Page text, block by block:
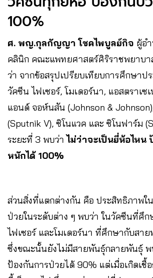
100%
ศ. พญ.กุลกัญญา โชคไพบูลย์กิจ ผู้อ
คลินิก คณะแพทยศาสตร์ศิริราชพยาบา
ว่า จากข้อสรุปเปรียบเทียบการศึกษาป
วัคซีน ไฟเซอร์, โมเดอร์นา, แอสตราเซ
แอนด์ จอห์นสัน (Johnson &
(Sputnik V), ซิโนแวค และ ซิโนฟาร์ม
ระยะที่ 3 พบว่าไม่ว่าจะเป็นยี่ห้อไหน
หนักได้ 100%
ส่วนสิ่งที่แตกต่างกัน คือ ประสิทธิภาพใ
ป่วยในระดับต่าง ๆ พบว่า ในวัคซีนที่ศึก
ไฟเซอร์ และโมเดอร์นา ที่ศึกษากับสาย
ซึ่งขณะนั้นยังไม่มีสายพันธุ์กลายพันธุ์ พ
ป้องกันการป่วยได้ 90% แต่เมื่อเกิดเชื้